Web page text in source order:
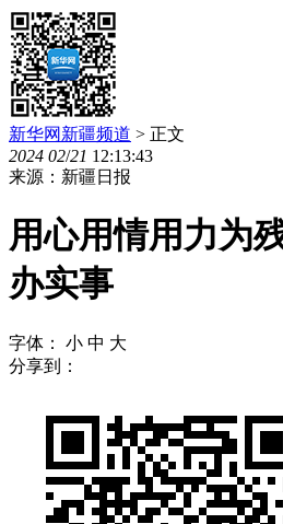
新华网新疆频道 > 正文
2024 02/21 12:13:43
来源：新疆日报
用心用情用力为
办实事
字体： 小 中 大
分享到：